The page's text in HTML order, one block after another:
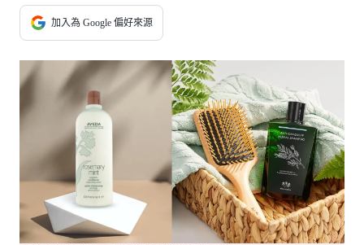
加入為 Google 偏好來源